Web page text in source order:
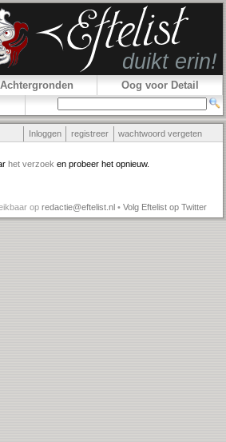
Achtergronden
Oog voor Detail
Inloggen registreer wachtwoord vergeten
het verzoek en probeer het opnieuw.
op redactie@eftelist.nl • Volg Eftelist op Twitter